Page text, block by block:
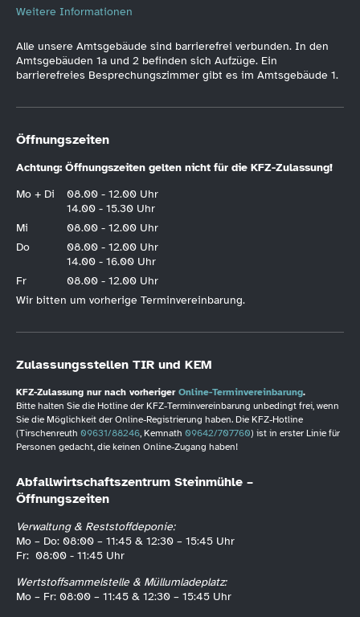
Weitere Informationen
Alle unsere Amtsgebäude sind barrierefrei verbunden. In den
Amtsgebäuden 1a und 2 befinden sich Aufzüge. Ein
barrierefreies Besprechungszimmer gibt es im Amtsgebäude 1.
Öffnungszeiten
Achtung: Öffnungszeiten gelten nicht für die KFZ-Zulassung!
Mo + Di
08.00 - 12.00 Uhr
14.00 - 15.30 Uhr
Mi
08.00 - 12.00 Uhr
Do
08.00 - 12.00 Uhr
14.00 - 16.00 Uhr
Fr
08.00 - 12.00 Uhr
Wir bitten um vorherige Terminvereinbarung.
Zulassungsstellen TIR und KEM
KFZ-Zulassung nur nach vorheriger Online-Terminvereinbarung.
Bitte halten Sie die Hotline der KFZ-Terminvereinbarung unbedingt frei, wenn
Sie die Möglichkeit der Online-Registrierung haben. Die KFZ-Hotline
(Tirschenreuth 09631/88246, Kemnath 09642/707760) ist in erster Linie für
Personen gedacht, die keinen Online-Zugang haben!
Abfallwirtschaftszentrum Steinmühle –
Öffnungszeiten
Verwaltung & Reststoffdeponie:
Mo – Do: 08:00 – 11:45 & 12:30 – 15:45 Uhr
Fr: 08:00 - 11:45 Uhr
Wertstoffsammelstelle & Müllumladeplatz:
Mo – Fr: 08:00 – 11:45 & 12:30 – 15:45 Uhr